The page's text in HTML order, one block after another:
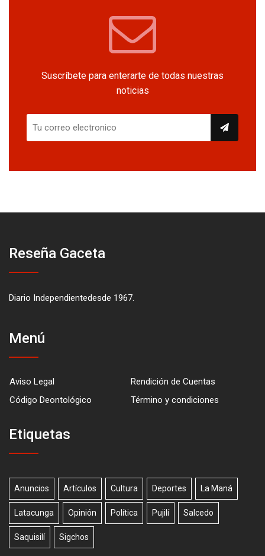
Suscríbete para enterarte de todas nuestras
noticias
Reseña Gaceta
Diario Independientedesde 1967.
Menú
Aviso Legal
Rendición de Cuentas
Código Deontológico
Término y condiciones
Etiquetas
Anuncios Artículos Cultura Deportes La Maná
Latacunga Opinión Política Pujilí Salcedo
Saquisilí Sigchos